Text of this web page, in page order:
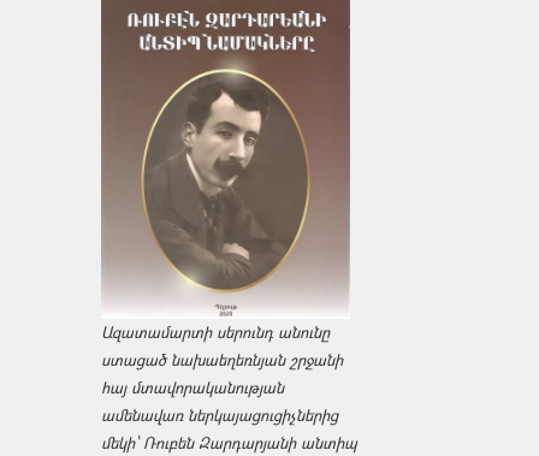
Ազատամարտի սերունդ անունը
ստացած նախաեղեռնյան շրջանի
հայ մտավորականության
ամենավառ ներկայացուցիչներից
մեկի՝ Ռուբեն Զարդարյանի անտիպ